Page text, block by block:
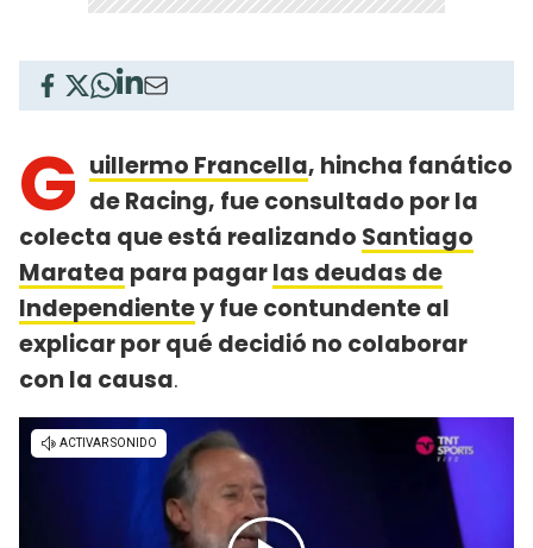
G uillermo Francella, hincha fanático
de Racing, fue consultado por la
colecta que está realizando Santiago
Maratea para pagarlas deudas de
Independientey fue contundente al
explicar por qué decidió no colaborar
con la causa.